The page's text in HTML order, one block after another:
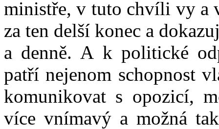
ministře, v tuto chvíli vy a
za ten delší konec a
a denně. A k politické
patří nejenom schopnost
komunikovat s opozicí,
více vnímavý a možná